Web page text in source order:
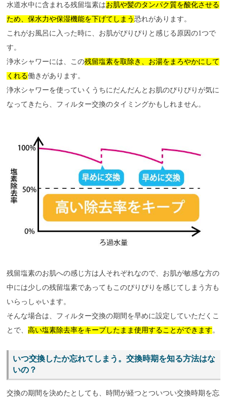
水道水中に含まれる残留塩素はお肌や髪のタンパク質を酸化させる
ため、保水力や保湿機能を下げてしまう恐れがあります。
これがお風呂に入った時に、お肌がぴりぴりと感じる原因の1つで
す。
浄水シャワーには、この残留塩素を取除き、お湯をまろやかにして
くれる働きがあります。
浄水シャワーを使っていくうちにだんだんとお肌のぴりぴりが気に
なってきたら、フィルター交換のタイミングかもしれません。
残留塩素のお肌への感じ方は人それぞれなので、お肌が敏感な方の
中には少しの残留塩素であってもこのぴりぴりを感じてしまう方も
いらっしゃいます。
そんな場合は、フィルター交換の期間を早めに設定していただくこ
とで、高い塩素除去率をキープしたまま使用することができます 。
いつ交換したか忘れてしまう。交換時期を知る方法はな
いの？
交換の期間を決めたとしても、時間が経つとついつい交換時期を忘